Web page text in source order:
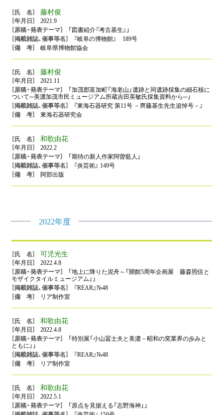
藤村俊
2021.9
「図書紹介『考古基生』」
『岐阜の博物館』 189号
岐阜県博物館協会
藤村俊
2021.11
「加茂郡富加町「海老山」遺跡と同遺跡採集の細石核に
ついて─美濃加茂市民ミュージアム所蔵吉田英敏氏採集資料から─」
『東海石器研究 第11号 －齊藤基生先生追悼号－』
東海石器研究会
和歌由花
2022.2
「期待の新人作家阿曽藍人」
『炎芸術』 149号
阿部出版
2022年度
可児光生
2022.4.8
「地上に降りた泥舟～「開館5周年企画展 藤森照信と
モザイクタイルミュージアム」」
『REAR』№48
リア制作室
和歌由花
2022.4.8
「特別展「小山冨士夫と美濃－昭和の窯業界の歩みと
ともに」」
『REAR』№48
リア制作室
和歌由花
2022.5.1
「原点を見据える「志野海神」」